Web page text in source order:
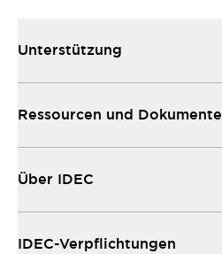
Unterstützung
Ressourcen und Dokumente
Über IDEC
IDEC-Verpflichtungen